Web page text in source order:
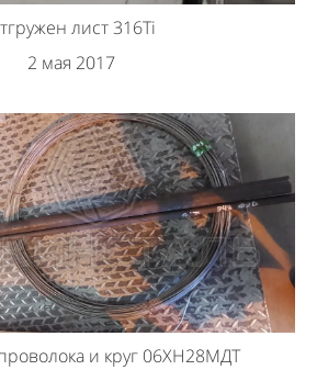
лист 316Ti
2 мая 2017
и круг 06ХН28МДТ